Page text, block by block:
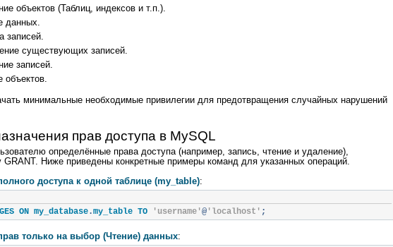
объектов (Таблиц, индексов и т.п.).
данных.
записей.
существующих записей.
записей.
объектов.
минимальные необходимые привилегии для предотвращения случайных нарушений
прав доступа в MySQL
определённые права доступа (например, запись, чтение и удаление),
GRANT. Ниже приведены конкретные примеры команд для указанных операций.
доступа к одной таблице (my_table):
ON my_database.my_table TO 'username'@ 'localhost' ;
только на выбор (Чтение) данных: